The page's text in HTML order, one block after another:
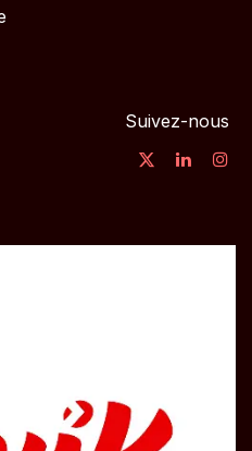
Suivez-nous